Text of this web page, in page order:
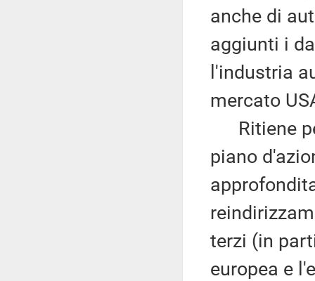
anche di
aggiunti i
l'industria
mercato
Ritiene
piano
terzi (in
europea e